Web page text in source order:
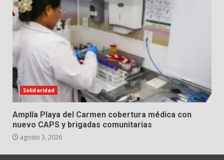
Solidaridad
Amplía Playa del Carmen cobertura médica con
nuevo CAPS y brigadas comunitarias
agosto 3, 2026